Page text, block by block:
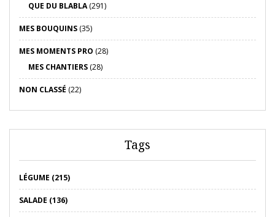
QUE DU BLABLA(291)
MES BOUQUINS (35)
MES MOMENTS PRO (28)
MES CHANTIERS (28)
NON CLASSÉ (22)
Tags
LÉGUME (215)
SALADE (136)